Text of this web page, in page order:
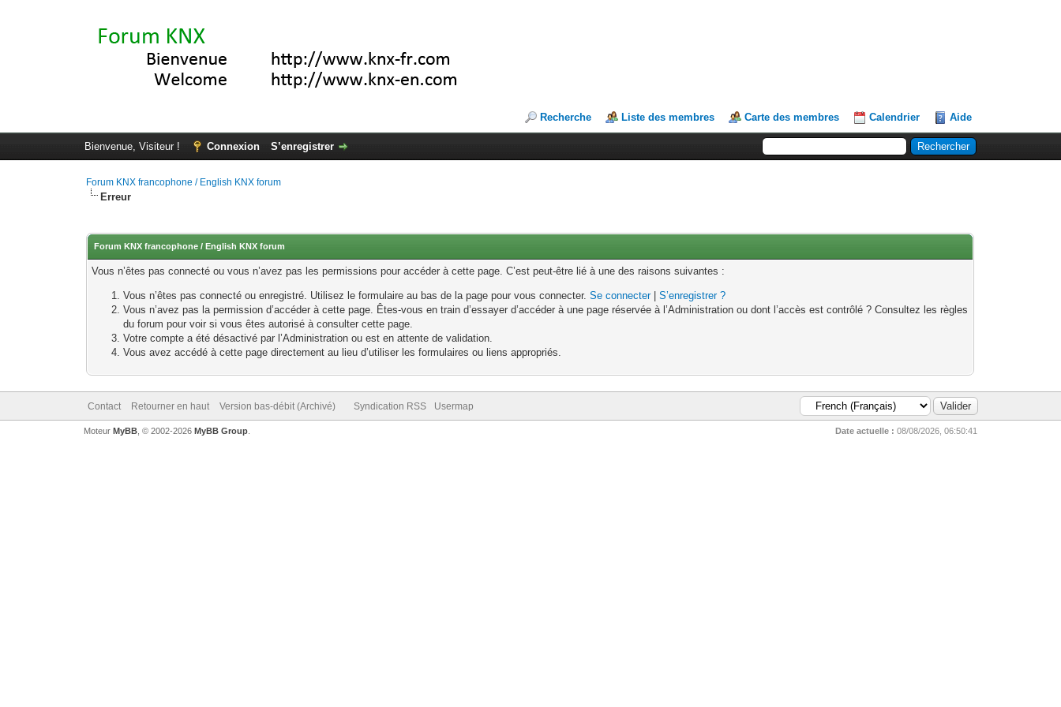
Recherche Liste des membres Carte des membres Calendrier Aide
Bienvenue, Visiteur ! Connexion S’enregistrer
Forum KNX francophone / English KNX forum
Erreur
Forum KNX francophone / English KNX forum
Vous n’êtes pas connecté ou vous n’avez pas les permissions pour accéder à cette page. C’est peut-être lié à une des raisons suivantes :
Vous n’êtes pas connecté ou enregistré. Utilisez le formulaire au bas de la page pour vous connecter.Se connecter|S’enregistrer ?
Vous n’avez pas la permission d’accéder à cette page. Êtes-vous en train d’essayer d’accéder à une page réservée à l’Administration ou dont l’accès est contrôlé ? Consultez les règles
du forum pour voir si vous êtes autorisé à consulter cette page.
Votre compte a été désactivé par l’Administration ou est en attente de validation.
Vous avez accédé à cette page directement au lieu d’utiliser les formulaires ou liens appropriés.
Contact Retourner en haut Version bas-débit (Archivé) Syndication RSS Usermap
Date actuelle : 08/08/2026, 06:50:41
Moteur MyBB, © 2002-2026 MyBB Group.